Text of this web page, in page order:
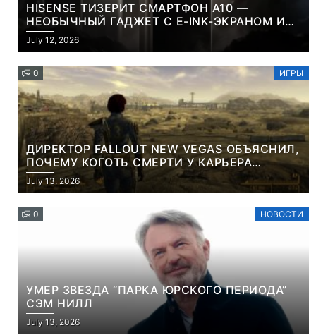
HISENSE ТИЗЕРИТ СМАРТФОН A10 —
НЕОБЫЧНЫЙ ГАДЖЕТ С E-INK-ЭКРАНОМ И
СЪЕМНОЙ LCD-ПАНЕЛЬЮ ДЛЯ ЦВЕТНОГО
КОНТЕНТА И СОЦСЕТЕЙ
July 12, 2026
0 ИГРЫ
ДИРЕКТОР FALLOUT NEW VEGAS ОБЪЯСНИЛ,
ПОЧЕМУ КОГОТЬ СМЕРТИ У КАРЬЕРА
НАМЕРЕННО СНОСИТ ВАМ ГОЛОВУ
July 13, 2026
0 НОВОСТИ
УМЕР ЗВЕЗДА “ПАРКА ЮРСКОГО ПЕРИОДА”
СЭМ НИЛЛ
July 13, 2026